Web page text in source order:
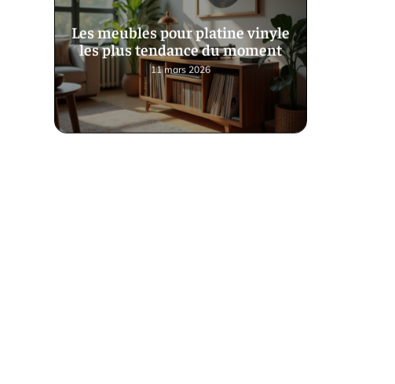
Les meubles pour platine vinyle
les plus tendance du moment
11 mars 2026